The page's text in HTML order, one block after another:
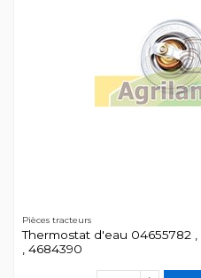
Pièces tracteurs
Thermostat d'eau 04655782 ,
, 4684390